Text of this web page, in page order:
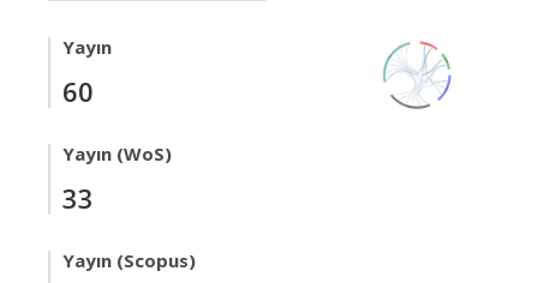
Yayın
60
Yayın (WoS)
33
Yayın (Scopus)